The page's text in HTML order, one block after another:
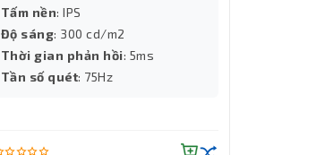
Tấm nền: IPS
Độ sáng: 300 cd/m2
Thời gian phản hồi: 5ms
Tần số quét: 75Hz